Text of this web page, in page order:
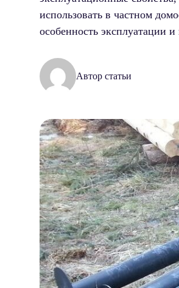
использовать в частном
особенность эксплуатации
Автор статьи